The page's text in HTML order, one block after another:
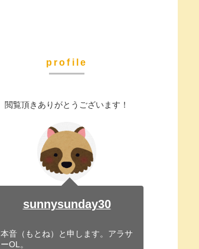
profile
閲覧頂きありがとうございます！
sunnysunday30
本音（もとね）と申します。アラサ
ーOL。